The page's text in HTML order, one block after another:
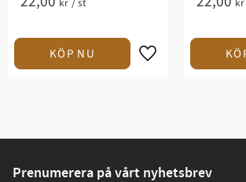
Prenumerera på vårt nyhetsbrev